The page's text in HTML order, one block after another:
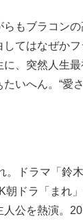
もブラコン
てはなぜか
、突然人生
いへん。“愛
。ドラマ「鈴
朝ドラ「まれ
人公を熱演。